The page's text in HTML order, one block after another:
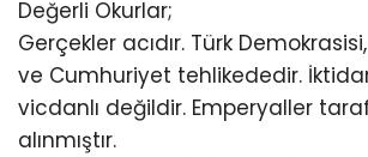
Değerli Okurlar;
Gerçekler acıdır. Türk
ve Cumhuriyet tehlikededir. İktidar
vicdanlı değildir. Emperyaller
alınmıştır.